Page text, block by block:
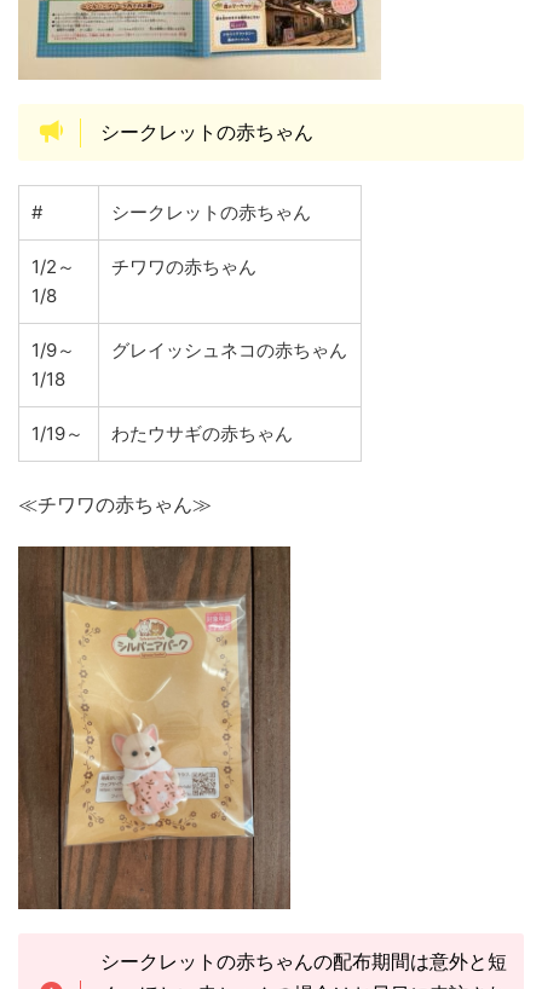
シークレットの赤ちゃん
# シークレットの赤ちゃん
1/2～
1/8
チワワの赤ちゃん
1/9～
1/18
グレイッシュネコの赤ちゃん
1/19～ わたウサギの赤ちゃん
≪チワワの赤ちゃん≫
シークレットの赤ちゃんの配布期間は意外と短